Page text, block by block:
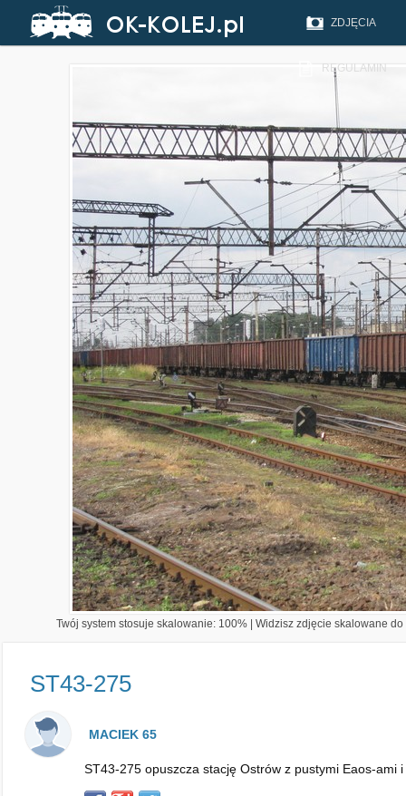
ZDJĘCIA
REGULAMIN
Twój system stosuje skalowanie: 100% | Widzisz zdjęcie skalowane
ST43-275
MACIEK 65
ST43-275 opuszcza stację Ostrów z pustymi Eaos-ami